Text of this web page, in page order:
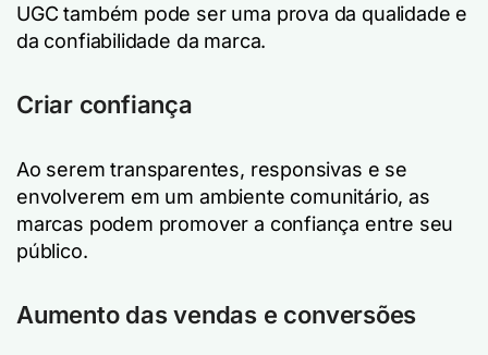
UGC também pode ser uma prova da qualidade e
da confiabilidade da marca.
Criar confiança
Ao serem transparentes, responsivas e se
envolverem em um ambiente comunitário, as
marcas podem promover a confiança entre seu
público.
Aumento das vendas e conversões